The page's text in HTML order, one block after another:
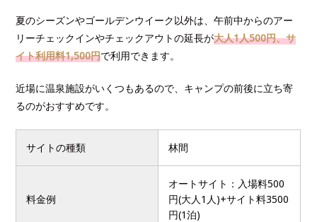
夏のシーズンやゴールデンウイーク以外は、午前中からのアー
リーチェックインやチェックアウトの延長が大人1人500円、サ
イト利用料1,500円で利用できます。
近場に温泉施設がいくつもあるので、キャンプの前後に立ち寄
るのがおすすめです。
サイトの種類 林間
料金例
オートサイト：入場料500
円(大人1人)+サイト料3500
円(1泊)